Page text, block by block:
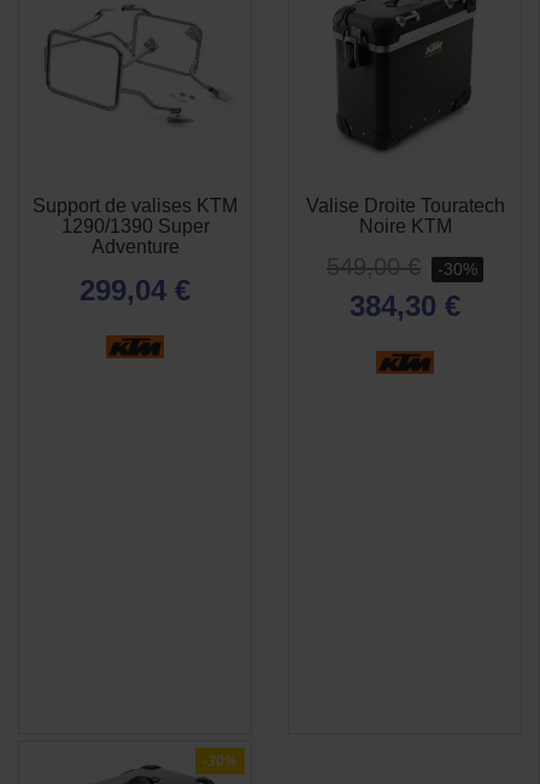
Support de valises KTM
1290/1390 Super
Adventure
299,04 €
Valise Droite Touratech
Noire KTM
549,00 € -30%
384,30 €
-30%
APERÇU
RAPIDE